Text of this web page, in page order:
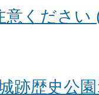
意ください
跡歴史公